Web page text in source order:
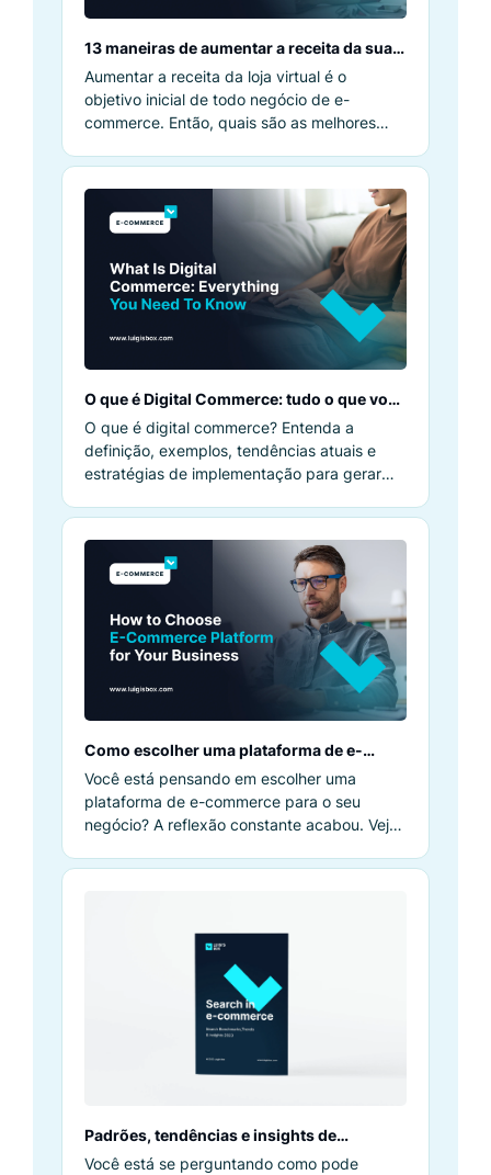
13 maneiras de aumentar a receita da sua
loja virtual
Aumentar a receita da loja virtual é o
objetivo inicial de todo negócio de e-
commerce. Então, quais são as melhores
O que é Digital Commerce: tudo o que você
precisa saber para impulsionar o
crescimento
O que é digital commerce? Entenda a
definição, exemplos, tendências atuais e
estratégias de implementação para gerar
Como escolher uma plataforma de e-
commerce para o seu negócio
Você está pensando em escolher uma
plataforma de e-commerce para o seu
negócio? A reflexão constante acabou. Veja
Padrões, tendências e insights de
pesquisa em 2023
Você está se perguntando como pode